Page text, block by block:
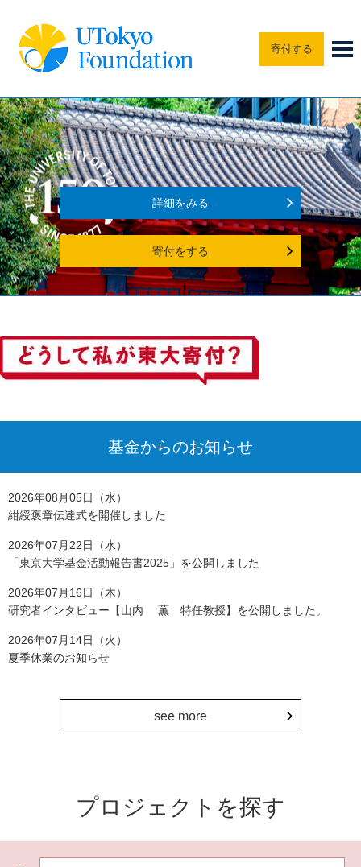
寄付する
詳細をみる
寄付をする
基金からのお知らせ
2026年08月05日（水）
紺綬褒章伝達式を開催しました
2026年07月22日（水）
「東京大学基金活動報告書2025」を公開しました
2026年07月16日（木）
研究者インタビュー【山内 薫 特任教授】を公開しました。
2026年07月14日（火）
夏季休業のお知らせ
see more
プロジェクトを探す